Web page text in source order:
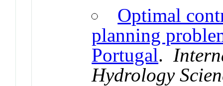
Optimal
planning
Portugal.
Hydrology